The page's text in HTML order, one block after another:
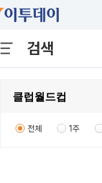
검색
전체 1주